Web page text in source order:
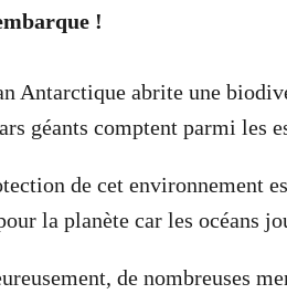
!
Antarctique abrite une
géants comptent parmi les
de cet environnement
la planète car les océans
de nombreuses